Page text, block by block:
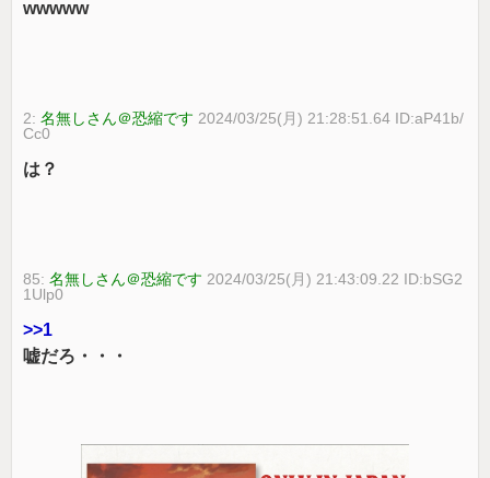
wwwww
2:名無しさん＠恐縮です 2024/03/25(月) 21:28:51.64 ID:aP41b/
Cc0
は？
85:名無しさん＠恐縮です 2024/03/25(月) 21:43:09.22 ID:bSG2
1Ulp0
>>1
嘘だろ・・・